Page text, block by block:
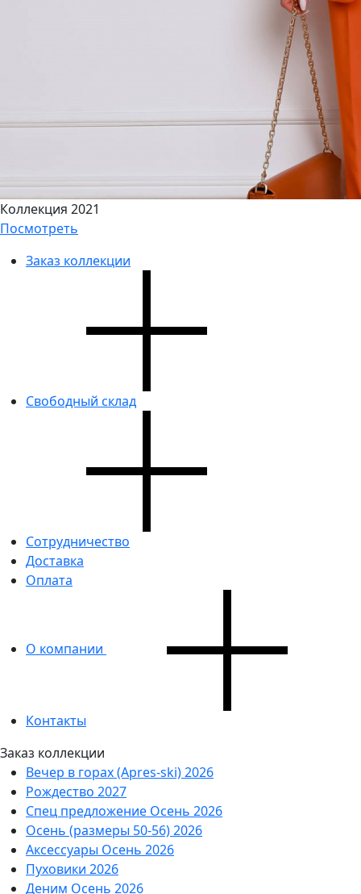
Коллекция 2021
Посмотреть
Заказ коллекции
Свободный склад
Сотрудничество
Доставка
Оплата
О компании
Контакты
Заказ коллекции
Вечер в горах (Apres-ski) 2026
Рождество 2027
Спец предложение Осень 2026
Осень (размеры 50-56) 2026
Аксессуары Осень 2026
Пуховики 2026
Деним Осень 2026